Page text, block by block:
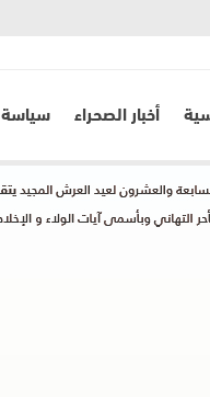
أخبار الصحراء سياسة